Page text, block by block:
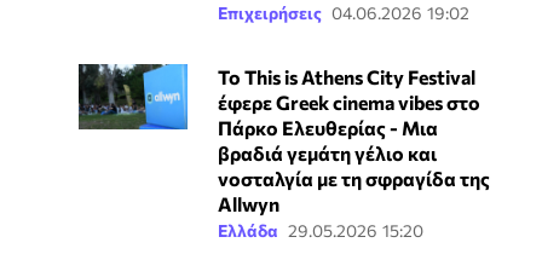
Επιχειρήσεις 04.06.2026 19:02
Το This is Athens City Festival
έφερε Greek cinema vibes στο
Πάρκο Ελευθερίας - Μια
βραδιά γεμάτη γέλιο και
νοσταλγία με τη σφραγίδα της
Allwyn
Ελλάδα 29.05.2026 15:20